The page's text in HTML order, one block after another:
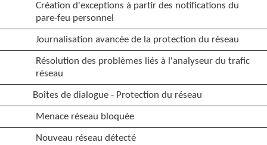
Création d'exceptions à partir des notifications du
pare-feu personnel
Journalisation avancée de la protection du réseau
Résolution des problèmes liés à l'analyseur du trafic
réseau
Boîtes de dialogue - Protection du réseau
Menace réseau bloquée
Nouveau réseau détecté